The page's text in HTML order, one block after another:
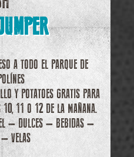
A TODO EL PARQUE DE
Y POTATOES GRATIS PARA
10, 11 O 12 DE LA MAÑANA.
– DULCES – BEBIDAS –
– VELAS